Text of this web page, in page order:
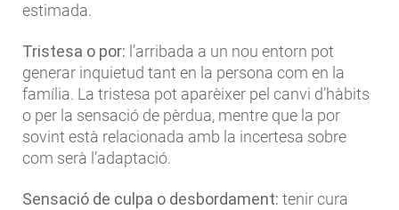
estimada.
Tristesa o por: l’arribada a un nou entorn pot
generar inquietud tant en la persona com en la
família. La tristesa pot aparèixer pel canvi d’hàbits
o per la sensació de pèrdua, mentre que la por
sovint està relacionada amb la incertesa sobre
com serà l’adaptació.
Sensació de culpa o desbordament: tenir cura